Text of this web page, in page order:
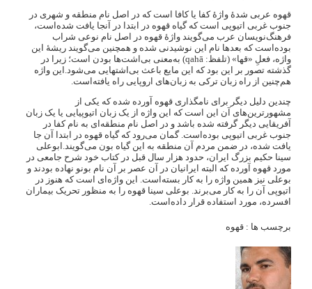
قهوه عربی شدهٔ واژهٔ کفا یا کافا است که در اصل نام منطقه و شهری در
جنوب غربی اتیوپی است که گیاه قهوه در ابتدا در آنجا یافت شده‌است،
فرهنگ‌نویسان عرب می‌گویند واژهٔ قهوه در اصل نام نوعی شراب
بوده‌است که بعدها نام این نوشیدنی شده و همچنین می‌گویند ریشهٔ این
واژه، فعلِ «قها» (تلفظ: qahā) به‌معنی بی‌اشت‌ها بودن است؛ زیرا در
گذشته تصور بر این بود که این مایع باعث بی‌اشتهایی می‌شود.این واژه
هم‌چنین از راه زبان ترکی به زبان‌های اروپایی راه یافته‌است.
چندین دلیل دیگر برای نامگذاری قهوه آورده شده که یکی از
مشهورترین‌های آن این است که این واژه از یک زبان اتیوپیایی یا یک زبان
آفریقایی دیگر گرفته شده باشد و در اصل نام منطقه‌ای به نام کفا در
جنوب غربی اتیوپی بوده‌است. گمان می‌رود که گیاه قهوه در ابتدا آن جا
یافت شده، در ضمن مردم آن منطقه به این گیاه بون می‌گویند.ابوعلی
سینا حکیم بزرگ ایران، حدود هزار سال قبل در کتاب خود شرح جامعی در
مورد قهوه آورده که البته ایرانیان در آن عصر بر آن نام بونو نهاده بودند و
بوعلی نیز همین واژه را به کار بسته‌است. این واژه‌ای است که هنوز در
اتیوپی آن را به کار می‌برند. بوعلی سینا قهوه را به منظور تحریک بیماران
افسرده، مورد استفاده قرار داده‌است.
برچسب ها : قهوه